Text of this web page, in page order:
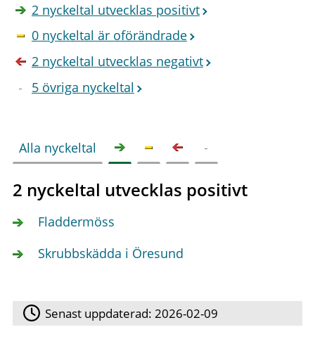
2 nyckeltal utvecklas positivt
0 nyckeltal är oförändrade
2 nyckeltal utvecklas negativt
5 övriga nyckeltal
Alla nyckeltal
2 nyckeltal utvecklas positivt
Fladdermöss
Skrubbskädda i Öresund
Senast uppdaterad:2026-02-09